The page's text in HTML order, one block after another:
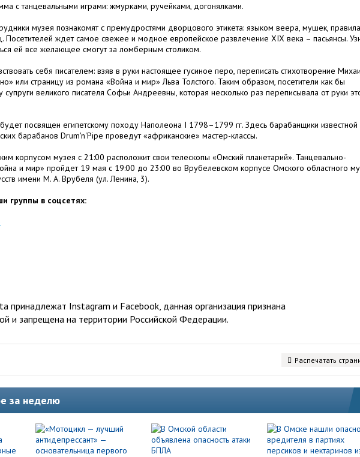
с танцевальными играми: жмурками, ручейками, догонялками.
музея познакомят с премудростями дворцового этикета: языком веера, мушек,
Посетителей ждет самое свежее и модное европейское развлечение XIX века – пасьянсы.
ей все желающее смогут за ломберным столиком.
себя писателем: взяв в руки настоящее гусиное перо, переписать стихотворение
или страницу из романа «Война и мир» Льва Толстого. Таким образом, посетители как бы
супруги великого писателя Софьи Андреевны, которая несколько раз переписывала от руки
посвящен египетскому походу Наполеона I 1798–1799 гг. Здесь барабанщики известной
барабанов Drum'n'Pipe проведут «африканские» мастер-классы.
корпусом музея с 21:00 расположит свои телескопы «Омский планетарий». Танцевально-
и мир» пройдет 19 мая с 19:00 до 23:00 во Врубелевском корпусе Омского областного
имени М. А. Врубеля (ул. Ленина, 3).
группы в соцсетях:
принадлежат Instagram и Facebook, данная организация признана
и запрещена на территории Российской Федерации.
Распечатать
за неделю